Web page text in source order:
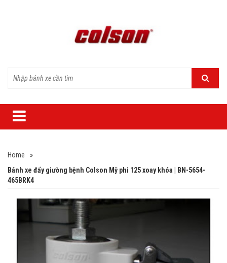
Home
»
Bánh xe đẩy giường bệnh Colson Mỹ phi 125 xoay khóa | BN-5654-
465BRK4